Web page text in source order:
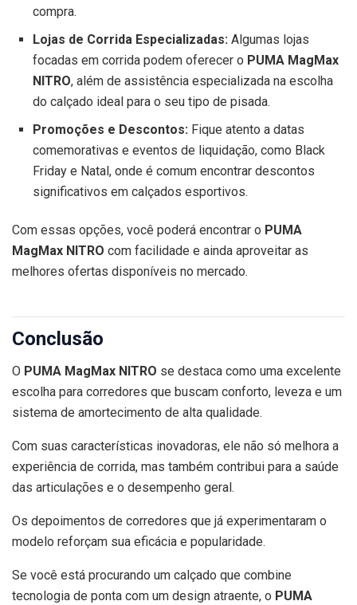
compra.
Lojas de Corrida Especializadas:Algumas lojas
focadas em corrida podem oferecer o PUMA MagMax
NITRO, além de assistência especializada na escolha
do calçado ideal para o seu tipo de pisada.
Promoções e Descontos: Fique atento a datas
comemorativas e eventos de liquidação, como Black
Friday e Natal, onde é comum encontrar descontos
significativos em calçados esportivos.
Com essas opções, você poderá encontrar o PUMA
MagMax NITRO com facilidade e ainda aproveitar as
melhores ofertas disponíveis no mercado.
Conclusão
O PUMA MagMax NITRO se destaca como uma excelente
escolha para corredores que buscam conforto, leveza e um
sistema de amortecimento de alta qualidade.
Com suas características inovadoras, ele não só melhora a
experiência de corrida, mas também contribui para a saúde
das articulações e o desempenho geral.
Os depoimentos de corredores que já experimentaram o
modelo reforçam sua eficácia e popularidade.
Se você está procurando um calçado que combine
tecnologia de ponta com um design atraente, o PUMA